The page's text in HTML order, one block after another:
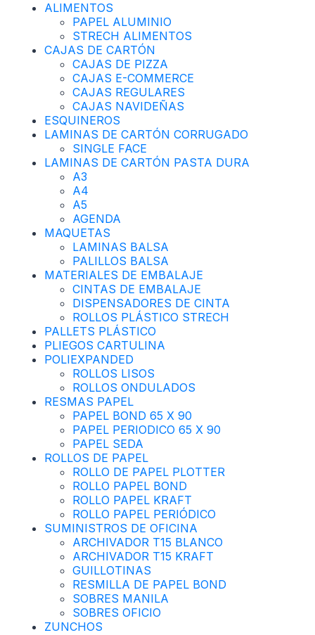
ALIMENTOS
PAPEL ALUMINIO
STRECH ALIMENTOS
CAJAS DE CARTÓN
CAJAS DE PIZZA
CAJAS E-COMMERCE
CAJAS REGULARES
CAJAS NAVIDEÑAS
ESQUINEROS
LAMINAS DE CARTÓN CORRUGADO
SINGLE FACE
LAMINAS DE CARTÓN PASTA DURA
A3
A4
A5
AGENDA
MAQUETAS
LAMINAS BALSA
PALILLOS BALSA
MATERIALES DE EMBALAJE
CINTAS DE EMBALAJE
DISPENSADORES DE CINTA
ROLLOS PLÁSTICO STRECH
PALLETS PLÁSTICO
PLIEGOS CARTULINA
POLIEXPANDED
ROLLOS LISOS
ROLLOS ONDULADOS
RESMAS PAPEL
PAPEL BOND 65 X 90
PAPEL PERIODICO 65 X 90
PAPEL SEDA
ROLLOS DE PAPEL
ROLLO DE PAPEL PLOTTER
ROLLO PAPEL BOND
ROLLO PAPEL KRAFT
ROLLO PAPEL PERIÓDICO
SUMINISTROS DE OFICINA
ARCHIVADOR T15 BLANCO
ARCHIVADOR T15 KRAFT
GUILLOTINAS
RESMILLA DE PAPEL BOND
SOBRES MANILA
SOBRES OFICIO
ZUNCHOS